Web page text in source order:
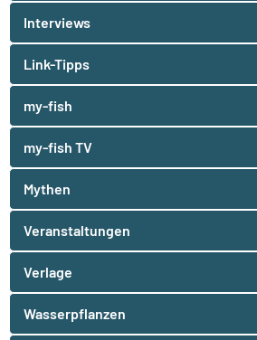
Interviews
Link-Tipps
my-fish
my-fish TV
Mythen
Veranstaltungen
Verlage
Wasserpflanzen